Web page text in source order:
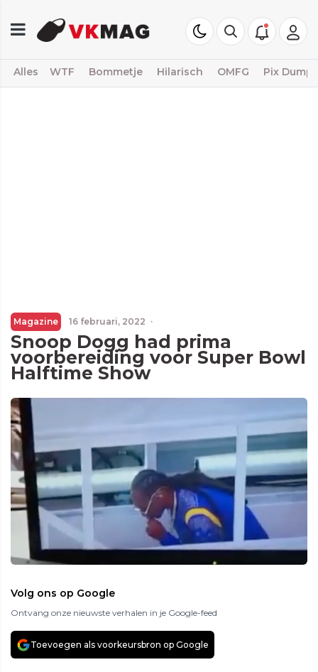
Alles WTF Bommetje Hilarisch OMFG Pix Dump
Magazine 16 februari, 2022 ·
Snoop Dogg had prima
voorbereiding voor Super Bowl
Halftime Show
Volg ons op Google
Ontvang onze nieuwste verhalen in je Google-feed
Toevoegen als voorkeursbron op Google